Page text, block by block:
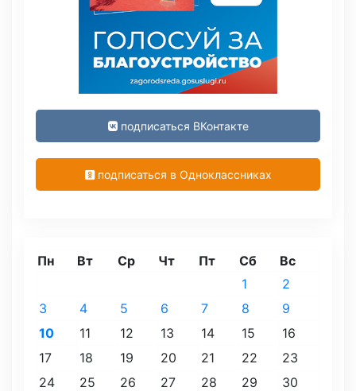
подписаться ВКонтакте
подписаться в Одноклассниках
Пн Вт Ср Чт Пт Сб
Вс
1
2
3
4 5 6 7 8
9
10
11 12 13 14 15
16
17
18 19 20 21 22
23
24
25 26 27 28 29 30